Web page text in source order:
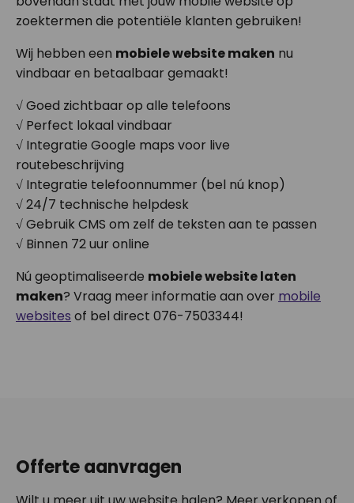
zoektermen die potentiële klanten gebruiken!
Wij hebben een mobiele website maken nu
vindbaar en betaalbaar gemaakt!
√ Goed zichtbaar op alle telefoons
√ Perfect lokaal vindbaar
√ Integratie Google maps voor live
routebeschrijving
√ Integratie telefoonnummer (bel nú knop)
√ 24/7 technische helpdesk
√ Gebruik CMS om zelf de teksten aan te passen
√ Binnen 72 uur online
Nú geoptimaliseerde mobiele website laten
maken? Vraag meer informatie aan over mobile
websites of bel direct 076-7503344!
Offerte aanvragen